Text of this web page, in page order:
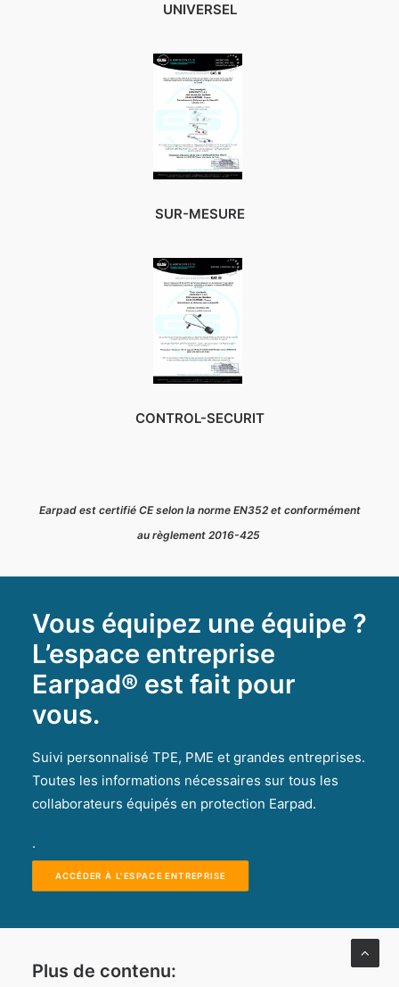
UNIVERSEL
SUR-MESURE
CONTROL-SECURIT
Earpad est certifié CE selon la norme EN352 et conformément
au règlement 2016-425
Vous équipez une équipe ?
L’espace entreprise
Earpad® est fait pour
vous.
Suivi personnalisé TPE, PME et grandes entreprises.
Toutes les informations nécessaires sur tous les
collaborateurs équipés en protection Earpad.
.
ACCÉDER À L'ESPACE ENTREPRISE
Plus de contenu: